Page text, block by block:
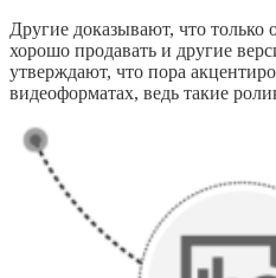
Другие доказывают, что
хорошо продавать и другие
утверждают, что пора
видеоформатах, ведь такие